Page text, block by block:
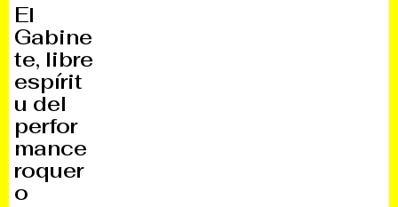
El
Gabine
te, libre
espírit
u del
perfor
mance
roquer
o